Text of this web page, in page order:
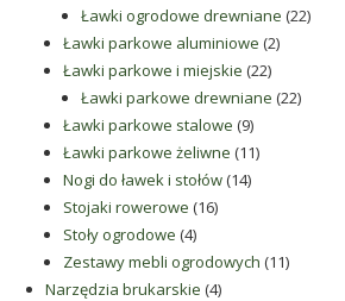
produktów
Ławki ogrodowe drewniane 2222
Ławki parkowe aluminiowe 22
Ławki parkowe i miejskie 2222
produkty
Ławki parkowe drewniane 2222
Ławki parkowe stalowe 99
produktów
Ławki parkowe żeliwne 1111
Nogi do ławek i stołów 1414
Stojaki rowerowe 1616
Stoły ogrodowe 44
produkty
Zestawy mebli ogrodowych 1111
Narzędzia brukarskie 44